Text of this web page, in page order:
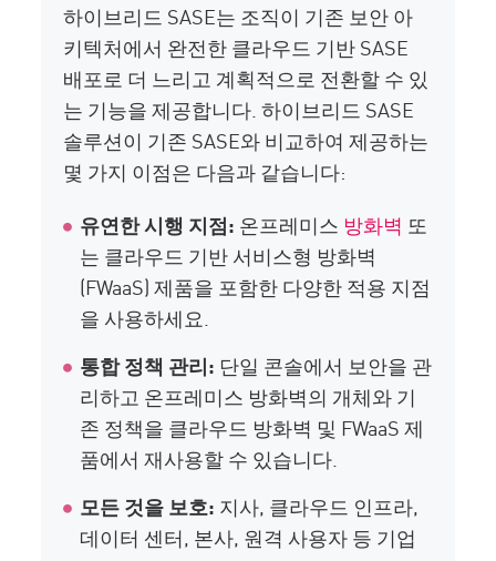
하이브리드 SASE는 조직이 기존 보안 아
키텍처에서 완전한 클라우드 기반 SASE
배포로 더 느리고 계획적으로 전환할 수 있
는 기능을 제공합니다. 하이브리드 SASE
솔루션이 기존 SASE와 비교하여 제공하는
몇 가지 이점은 다음과 같습니다:
유연한 시행 지점: 온프레미스 방화벽 또
는 클라우드 기반 서비스형 방화벽
(FWaaS) 제품을 포함한 다양한 적용 지점
을 사용하세요.
통합 정책 관리: 단일 콘솔에서 보안을 관
리하고 온프레미스 방화벽의 개체와 기
존 정책을 클라우드 방화벽 및 FWaaS 제
품에서 재사용할 수 있습니다.
모든 것을 보호: 지사, 클라우드 인프라,
데이터 센터, 본사, 원격 사용자 등 기업